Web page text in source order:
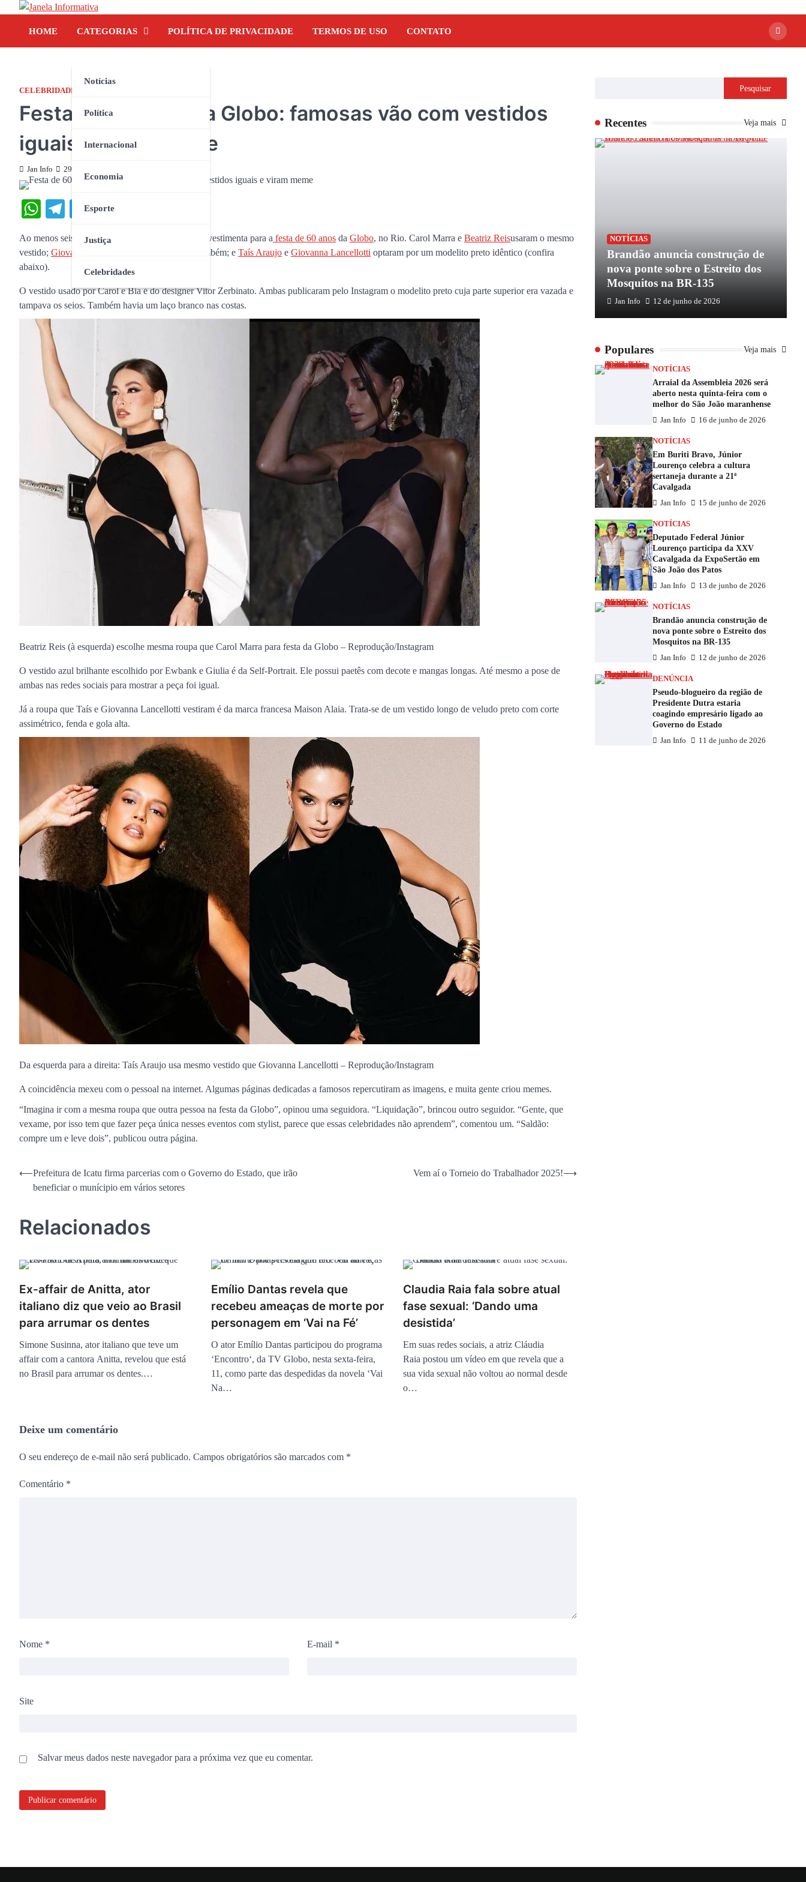
HOME CATEGORIAS
Notícias
Política
Internacional
Economia
Esporte
Justiça
Celebridades
POLÍTICA DE PRIVACIDADE TERMOS DE USO CONTATO
CELEBRIDADES
Festa de 60 anos da Globo: famosas vão com vestidos
iguais e viram meme
Jan Info 29 de abril de 2025
WhatsApp
Telegram
TwitterFacebook
Ao menos seis famosas tiveram a mesma ideia de vestimenta para a festa de 60 anos da Globo, no Rio. Carol Marra e Beatriz Reisusaram o mesmo
vestido; Giovanna Ewbank também; e Taís Araujo e Giovanna Lancellotti optaram por um modelito preto idêntico (confira
abaixo).
O vestido usado por Carol e Bia é do designer Vitor Zerbinato. Ambas publicaram pelo Instagram o modelito preto cuja parte superior era vazada e
tampava os seios. Também havia um laço branco nas costas.
Beatriz Reis (à esquerda) escolhe mesma roupa que Carol Marra para festa da Globo – Reprodução/Instagram
O vestido azul brilhante escolhido por Ewbank e Giulia é da Self-Portrait. Ele possui paetês com decote e mangas longas. Até mesmo a pose de
ambas nas redes sociais para mostrar a peça foi igual.
Já a roupa que Taís e Giovanna Lancellotti vestiram é da marca francesa Maison Alaia. Trata-se de um vestido longo de veludo preto com corte
assimétrico, fenda e gola alta.
Da esquerda para a direita: Taís Araujo usa mesmo vestido que Giovanna Lancellotti – Reprodução/Instagram
A coincidência mexeu com o pessoal na internet. Algumas páginas dedicadas a famosos repercutiram as imagens, e muita gente criou memes.
“Imagina ir com a mesma roupa que outra pessoa na festa da Globo”, opinou uma seguidora. “Liquidação”, brincou outro seguidor. “Gente, que
vexame, por isso tem que fazer peça única nesses eventos com stylist, parece que essas celebridades não aprendem”, comentou um. “Saldão:
compre um e leve dois”, publicou outra página.
Navegação
⟵Prefeitura de Icatu firma parcerias com o Governo do Estado, que irão
beneficiar o munícipio em vários setores
Vem aí o Torneio do Trabalhador 2025!⟶
Relacionados
Ex-affair de Anitta, ator
italiano diz que veio ao Brasil
para arrumar os dentes
Simone Susinna, ator italiano que teve um
affair com a cantora Anitta, revelou que está
no Brasil para arrumar os dentes.…
Emílio Dantas revela que
recebeu ameaças de morte por
personagem em ‘Vai na Fé’
O ator Emílio Dantas participou do programa
‘Encontro‘, da TV Globo, nesta sexta-feira,
11, como parte das despedidas da novela ‘Vai
Na…
Claudia Raia fala sobre atual
fase sexual: ‘Dando uma
desistida’
Em suas redes sociais, a atriz Cláudia
Raia postou um vídeo em que revela que a
sua vida sexual não voltou ao normal desde
o…
Deixe um comentário
O seu endereço de e-mail não será publicado. Campos obrigatórios são marcados com *
Comentário *
Nome * E-mail *
Site
Salvar meus dados neste navegador para a próxima vez que eu comentar.
Pesquisar
Recentes Veja mais
NOTÍCIAS
Orleans Brandão recebe apoio de
NOTÍCIAS
Brandão anuncia construção de
nova ponte sobre o Estreito dos
Mosquitos na BR-135
Jan Info 12 de junho de 2026
Populares Veja mais
NOTÍCIAS
Arraial da Assembleia 2026 será
aberto nesta quinta-feira com o
melhor do São João maranhense
Jan Info 16 de junho de 2026
NOTÍCIAS
Em Buriti Bravo, Júnior
Lourenço celebra a cultura
sertaneja durante a 21ª
Cavalgada
Jan Info 15 de junho de 2026
NOTÍCIAS
Deputado Federal Júnior
Lourenço participa da XXV
Cavalgada da ExpoSertão em
São João dos Patos
Jan Info 13 de junho de 2026
NOTÍCIAS
Brandão anuncia construção de
nova ponte sobre o Estreito dos
Mosquitos na BR-135
Jan Info 12 de junho de 2026
DENÚNCIA
Pseudo-blogueiro da região de
Presidente Dutra estaria
coagindo empresário ligado ao
Governo do Estado
Jan Info 11 de junho de 2026